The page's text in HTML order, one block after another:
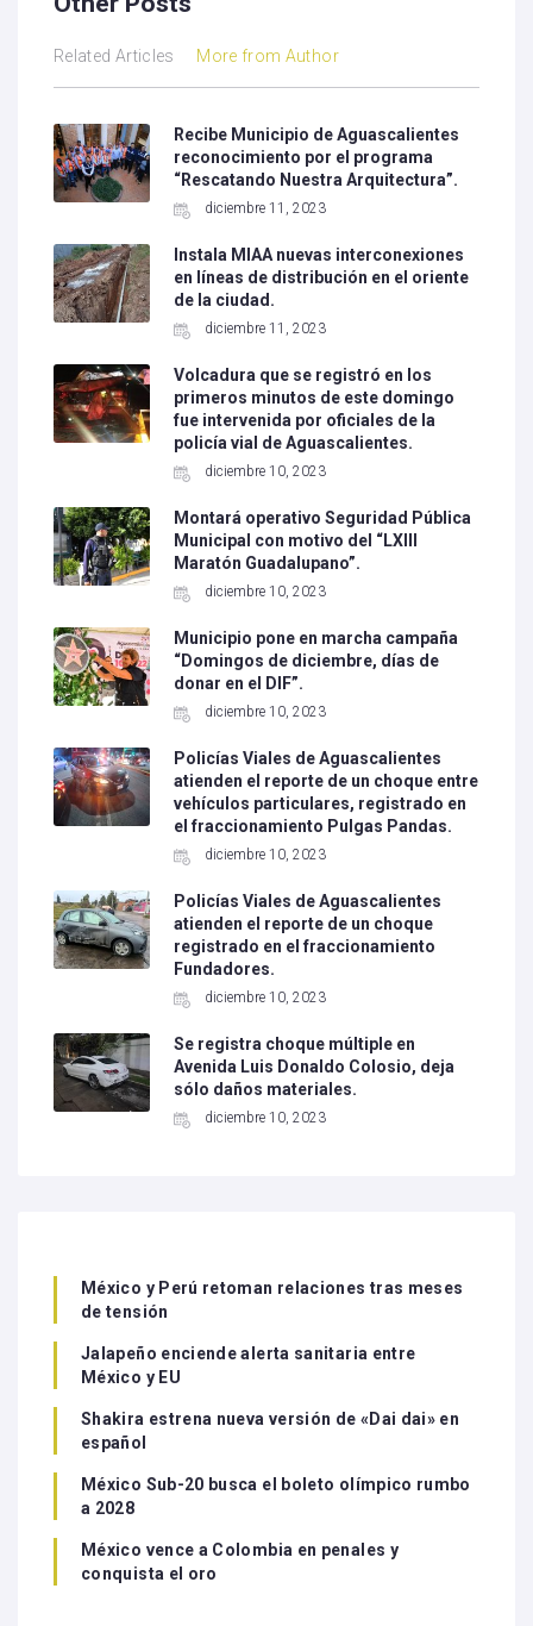
Related Articles More from Author
Recibe Municipio de Aguascalientes
reconocimiento por el programa
“Rescatando Nuestra Arquitectura”.
diciembre 11, 2023
Instala MIAA nuevas interconexiones
en líneas de distribución en el oriente
de la ciudad.
diciembre 11, 2023
Volcadura que se registró en los
primeros minutos de este domingo
fue intervenida por oficiales de la
policía vial de Aguascalientes.
diciembre 10, 2023
Montará operativo Seguridad Pública
Municipal con motivo del “LXIII
Maratón Guadalupano”.
diciembre 10, 2023
Municipio pone en marcha campaña
“Domingos de diciembre, días de
donar en el DIF”.
diciembre 10, 2023
Policías Viales de Aguascalientes
atienden el reporte de un choque entre
vehículos particulares, registrado en
el fraccionamiento Pulgas Pandas.
diciembre 10, 2023
Policías Viales de Aguascalientes
atienden el reporte de un choque
registrado en el fraccionamiento
Fundadores.
diciembre 10, 2023
Se registra choque múltiple en
Avenida Luis Donaldo Colosio, deja
sólo daños materiales.
diciembre 10, 2023
México y Perú retoman relaciones tras meses
de tensión
Jalapeño enciende alerta sanitaria entre
México y EU
Shakira estrena nueva versión de «Dai dai» en
español
México Sub-20 busca el boleto olímpico rumbo
a 2028
México vence a Colombia en penales y
conquista el oro